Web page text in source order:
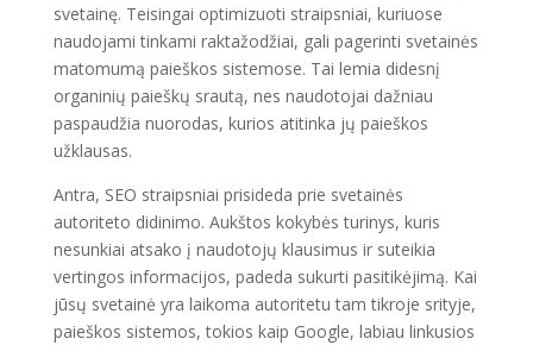
svetainę. Teisingai optimizuoti straipsniai, kuriuose
naudojami tinkami raktažodžiai, gali pagerinti svetainės
matomumą paieškos sistemose. Tai lemia didesnį
organinių paieškų srautą, nes naudotojai dažniau
paspaudžia nuorodas, kurios atitinka jų paieškos
užklausas.
Antra, SEO straipsniai prisideda prie svetainės
autoriteto didinimo. Aukštos kokybės turinys, kuris
nesunkiai atsako į naudotojų klausimus ir suteikia
vertingos informacijos, padeda sukurti pasitikėjimą. Kai
jūsų svetainė yra laikoma autoritetu tam tikroje srityje,
paieškos sistemos, tokios kaip Google, labiau linkusios